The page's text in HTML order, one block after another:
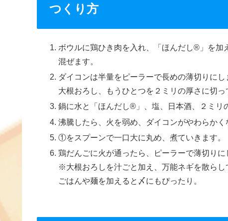
つくり方
ボウルに鶏ひき肉を入れ、「ほんだし®」を加
混ぜます。
ダイコンは半量をピーラーで長めの薄切りに
大根おろし、もうひとつを２ミリの厚さに切っ
鍋に水と「ほんだし®」、塩、日本酒、２ミリ
沸騰したら、火を弱め、ダイコンがやわらかく
①をスプーンで一口大に丸め、煮ていきます。
鶏だんごに火が通ったら、ピーラーで薄切り
※大根おろしを汁ごと加え、万能ネギを散らし
ごはんや麺を加えると〆にもぴったり。